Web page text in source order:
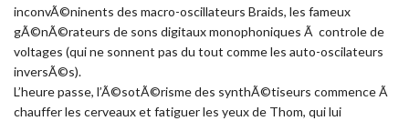
inconvÃ©ninents des macro-oscillateurs Braids, les fameux
gÃ©nÃ©rateurs de sons digitaux monophoniques Ã controle de
voltages (qui ne sonnent pas du tout comme les auto-oscilateurs
inversÃ©s).
L’heure passe, l’Ã©sotÃ©risme des synthÃ©tiseurs commence Ã
chauffer les cerveaux et fatiguer les yeux de Thom, qui lui